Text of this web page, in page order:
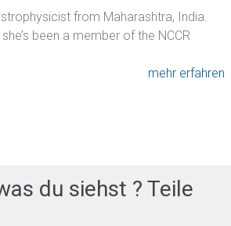
from Maharashtra, India.
been a member of the NCCR
mehr erfahren
du siehst ? Teile